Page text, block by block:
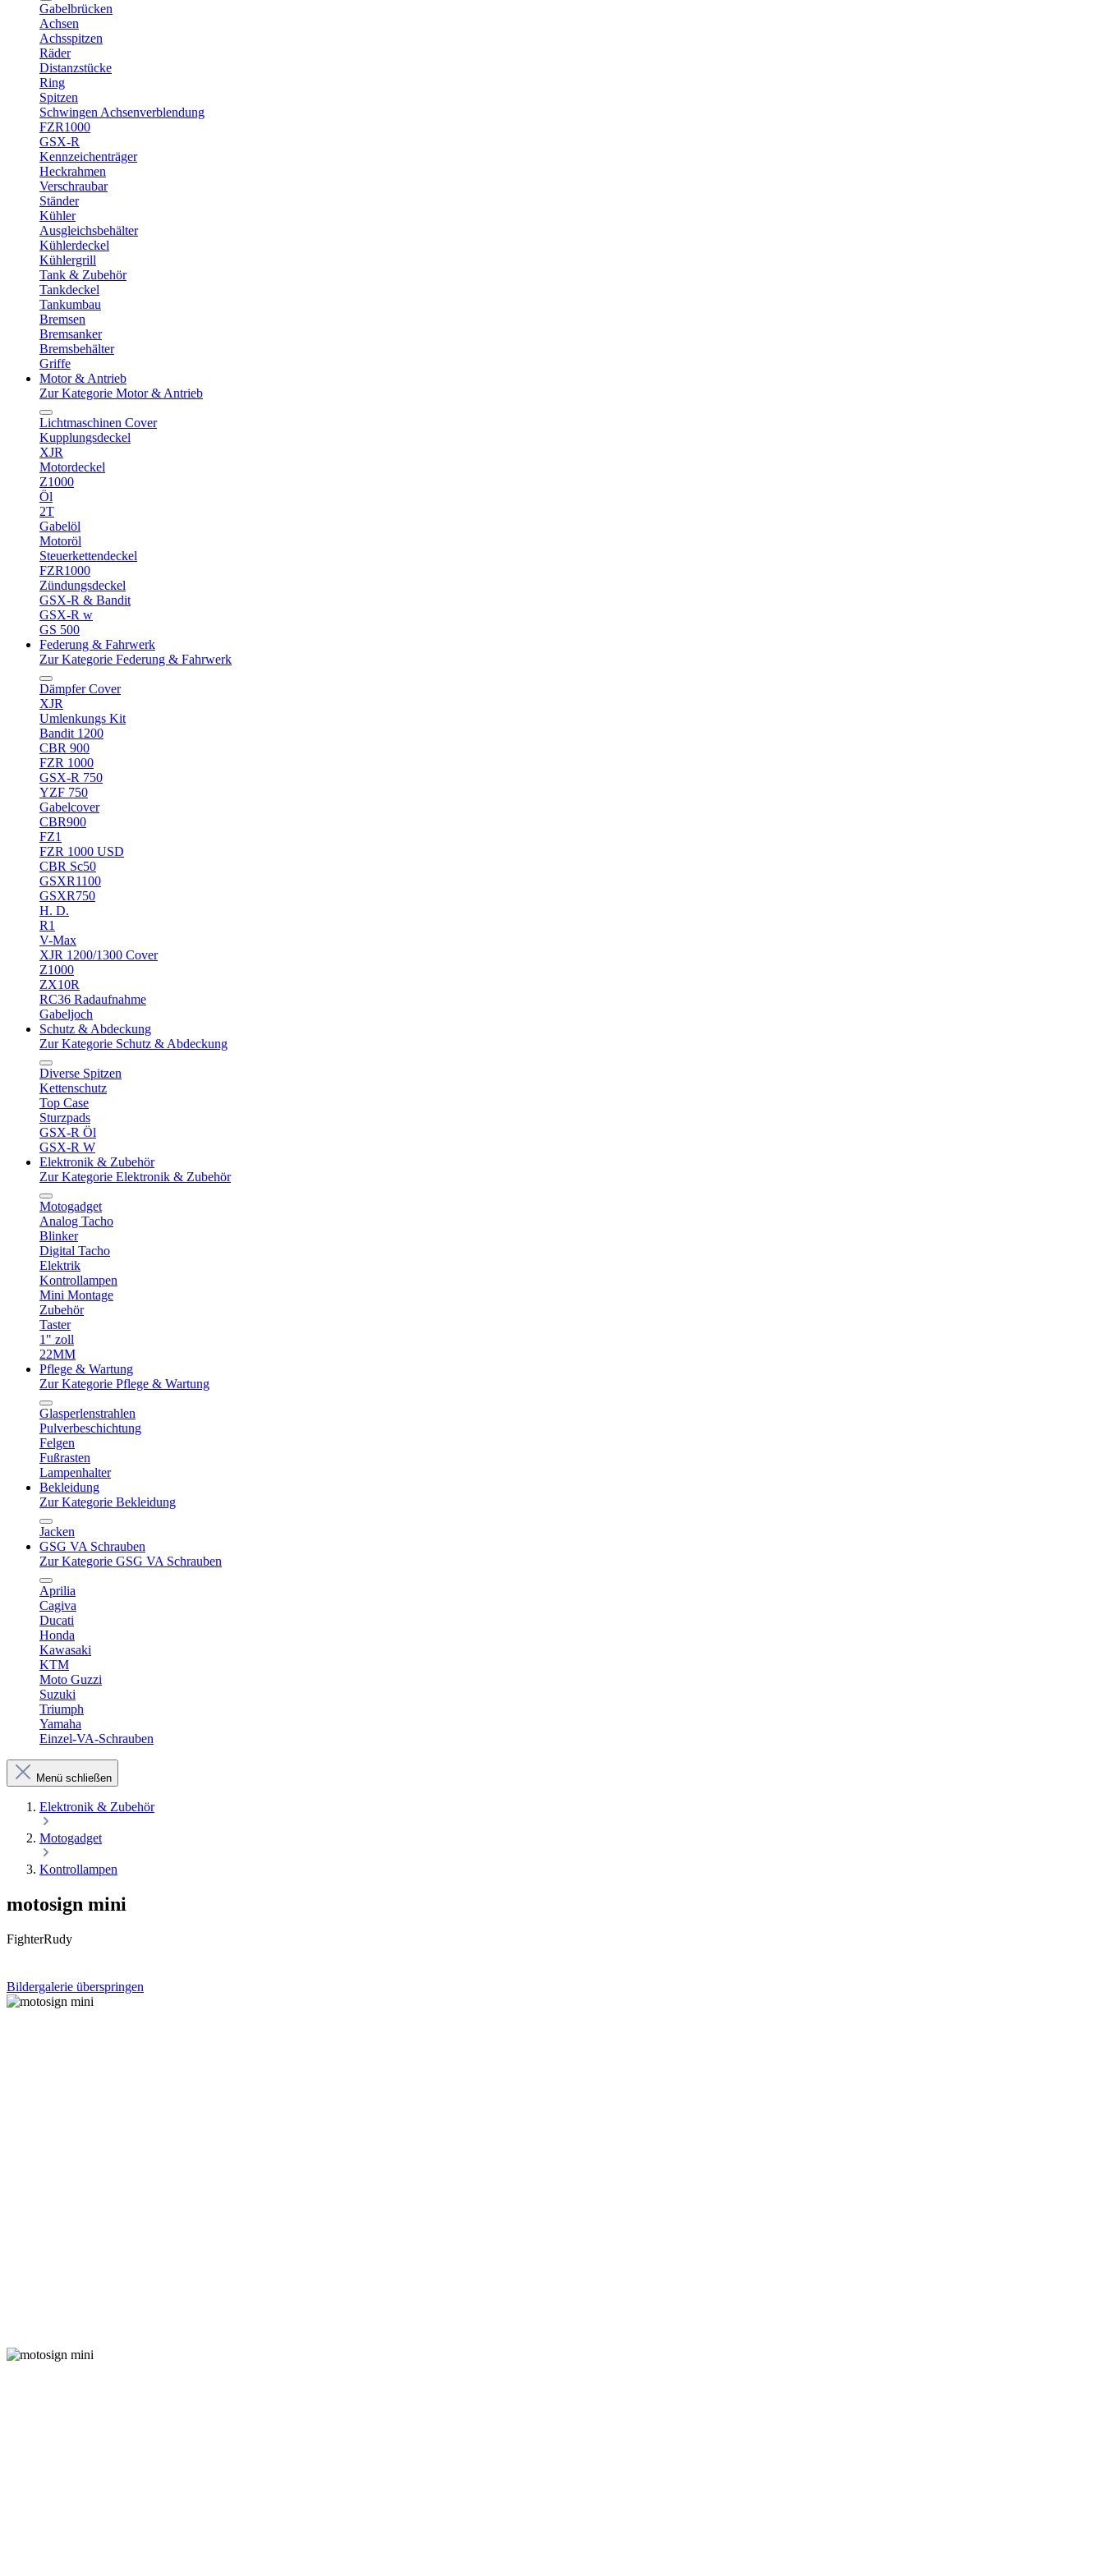
Gabelbrücken
Achsen
Achsspitzen
Räder
Distanzstücke
Ring
Spitzen
Schwingen Achsenverblendung
FZR1000
GSX-R
Kennzeichenträger
Heckrahmen
Verschraubar
Ständer
Kühler
Ausgleichsbehälter
Kühlerdeckel
Kühlergrill
Tank & Zubehör
Tankdeckel
Tankumbau
Bremsen
Bremsanker
Bremsbehälter
Griffe
Motor & Antrieb
Zur Kategorie Motor & Antrieb
Lichtmaschinen Cover
Kupplungsdeckel
XJR
Motordeckel
Z1000
Öl
2T
Gabelöl
Motoröl
Steuerkettendeckel
FZR1000
Zündungsdeckel
GSX-R & Bandit
GSX-R w
GS 500
Federung & Fahrwerk
Zur Kategorie Federung & Fahrwerk
Dämpfer Cover
XJR
Umlenkungs Kit
Bandit 1200
CBR 900
FZR 1000
GSX-R 750
YZF 750
Gabelcover
CBR900
FZ1
FZR 1000 USD
CBR Sc50
GSXR1100
GSXR750
H. D.
R1
V-Max
XJR 1200/1300 Cover
Z1000
ZX10R
RC36 Radaufnahme
Gabeljoch
Schutz & Abdeckung
Zur Kategorie Schutz & Abdeckung
Diverse Spitzen
Kettenschutz
Top Case
Sturzpads
GSX-R Öl
GSX-R W
Elektronik & Zubehör
Zur Kategorie Elektronik & Zubehör
Motogadget
Analog Tacho
Blinker
Digital Tacho
Elektrik
Kontrollampen
Mini Montage
Zubehör
Taster
1" zoll
22MM
Pflege & Wartung
Zur Kategorie Pflege & Wartung
Glasperlenstrahlen
Pulverbeschichtung
Felgen
Fußrasten
Lampenhalter
Bekleidung
Zur Kategorie Bekleidung
Jacken
GSG VA Schrauben
Zur Kategorie GSG VA Schrauben
Aprilia
Cagiva
Ducati
Honda
Kawasaki
KTM
Moto Guzzi
Suzuki
Triumph
Yamaha
Einzel-VA-Schrauben
Menü schließen
Elektronik & Zubehör
Motogadget
Kontrollampen
motosign mini
FighterRudy
Bildergalerie überspringen